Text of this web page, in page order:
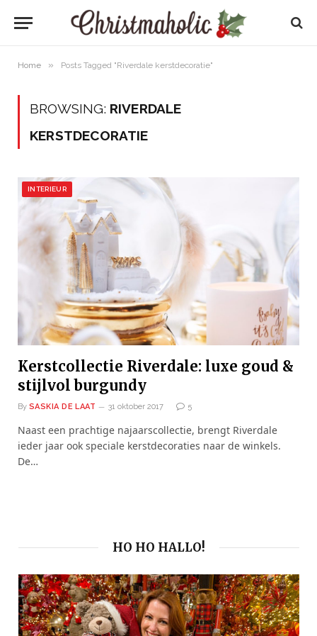
Home » Posts Tagged "Riverdale kerstdecoratie"
BROWSING: RIVERDALE
KERSTDECORATIE
INTERIEUR
Kerstcollectie Riverdale: luxe goud &
stijlvol burgundy
By SASKIA DE LAAT 31 oktober 2017 5
Naast een prachtige najaarscollectie, brengt Riverdale
ieder jaar ook speciale kerstdecoraties naar de winkels.
De…
HO HO HALLO!